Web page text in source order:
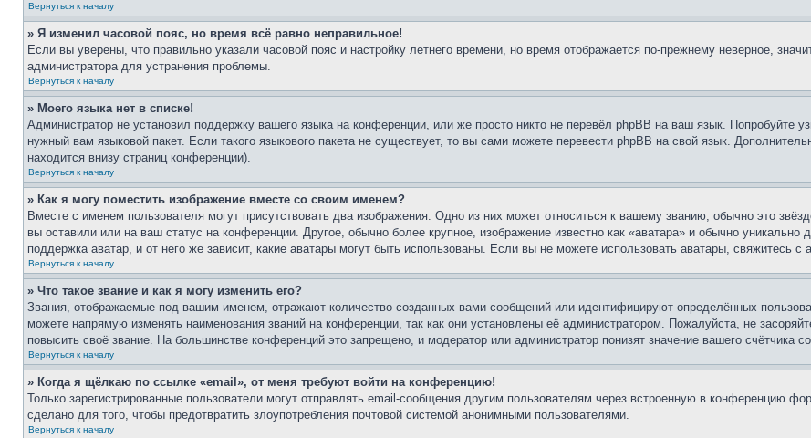
Вернуться к началу
» Я изменил часовой пояс, но время всё равно неправильное!
Если вы уверены, что правильно указали часовой пояс и настройку летнего времени, но время отображается по-прежнему неверное,
администратора для устранения проблемы.
Вернуться к началу
» Моего языка нет в списке!
Администратор не установил поддержку вашего языка на конференции, или же просто никто не перевёл phpBB на ваш язык. Попробуйте
нужный вам языковой пакет. Если такого языкового пакета не существует, то вы сами можете перевести phpBB на свой язык.
находится внизу страниц конференции).
Вернуться к началу
» Как я могу поместить изображение вместе со своим именем?
Вместе с именем пользователя могут присутствовать два изображения. Одно из них может относиться к вашему званию, обычно это
вы оставили или на ваш статус на конференции. Другое, обычно более крупное, изображение известно как «аватара» и обычно
поддержка аватар, и от него же зависит, какие аватары могут быть использованы. Если вы не можете использовать аватары, свяжитесь
Вернуться к началу
» Что такое звание и как я могу изменить его?
Звания, отображаемые под вашим именем, отражают количество созданных вами сообщений или идентифицируют определённых
можете напрямую изменять наименования званий на конференции, так как они установлены её администратором. Пожалуйста, не
повысить своё звание. На большинстве конференций это запрещено, и модератор или администратор понизят значение вашего счётчика
Вернуться к началу
» Когда я щёлкаю по ссылке «email», от меня требуют войти на конференцию!
Только зарегистрированные пользователи могут отправлять email-сообщения другим пользователям через встроенную в конференцию
сделано для того, чтобы предотвратить злоупотребления почтовой системой анонимными пользователями.
Вернуться к началу